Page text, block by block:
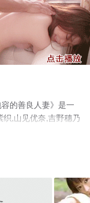
的善良人妻》是一
,山见优奈,吉野穗乃
费观看高清无删减
。